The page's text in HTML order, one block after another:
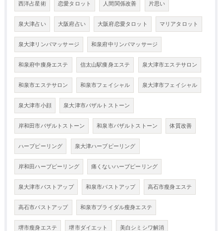
西洋占星術 恋愛タロット 人間関係改善 片思い
泉大津占い 大阪府占い 大阪府恋愛タロット マリアタロット
泉大津リンパマッサージ 和泉府中リンパマッサージ
和泉府中痩身エステ 信太山駅痩身エステ 泉大津市エステサロン
和泉市エステサロン 和泉市フェイシャル 泉大津市フェイシャル
泉大津市小顔 泉大津市バザルトストーン
岸和田市バザルトストーン 和泉市バザルトストーン 体質改善
ハーブピーリング 泉大津ハーブピーリング
岸和田ハーブピーリング 痛くないハーブピーリング
泉大津市バストアップ 和泉市バストアップ 高石市瘦身エステ
高石市バストアップ 和泉市ブライダル瘦身エステ
堺市瘦身エステ 堺市ダイエット 美白シミシワ解消